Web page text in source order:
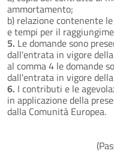
ammortamento;
b) relazione contenente
e tempi per il
5. Le domande sono
dall'entrata in vigore
al comma 4 le domande
dall'entrata in vigore
6. I contributi e le
in applicazione della
dalla Comunità Europea.